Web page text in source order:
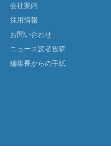
会社案内
採用情報
お問い合わせ
ニュース読者投稿
編集長からの手紙